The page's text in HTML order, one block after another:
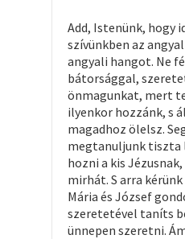
Add, Istenünk, hogy
szívünkben az
angyali hangot. Ne
bátorsággal,
önmagunkat, mert
ilyenkor hozzánk, s
magadhoz ölelsz.
megtanuljunk tiszta
hozni a kis
mirhát. S arra
Mária és József
szeretetével taníts
ünnepen szeretni.